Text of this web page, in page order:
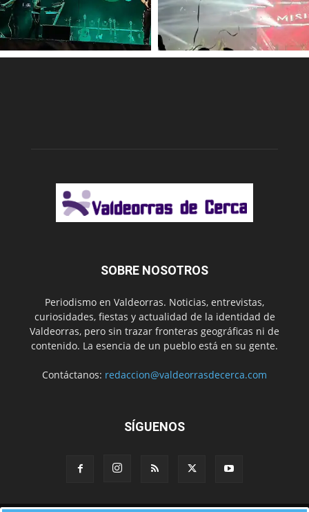
SOBRE NOSOTROS
Periodismo en Valdeorras. Noticias, entrevistas,
curiosidades, fiestas y actualidad de la identidad de
Valdeorras, pero sin trazar fronteras geográficas ni de
contenido. La esencia de un pueblo está en su gente.
Contáctanos: redaccion@valdeorrasdecerca.com
SÍGUENOS